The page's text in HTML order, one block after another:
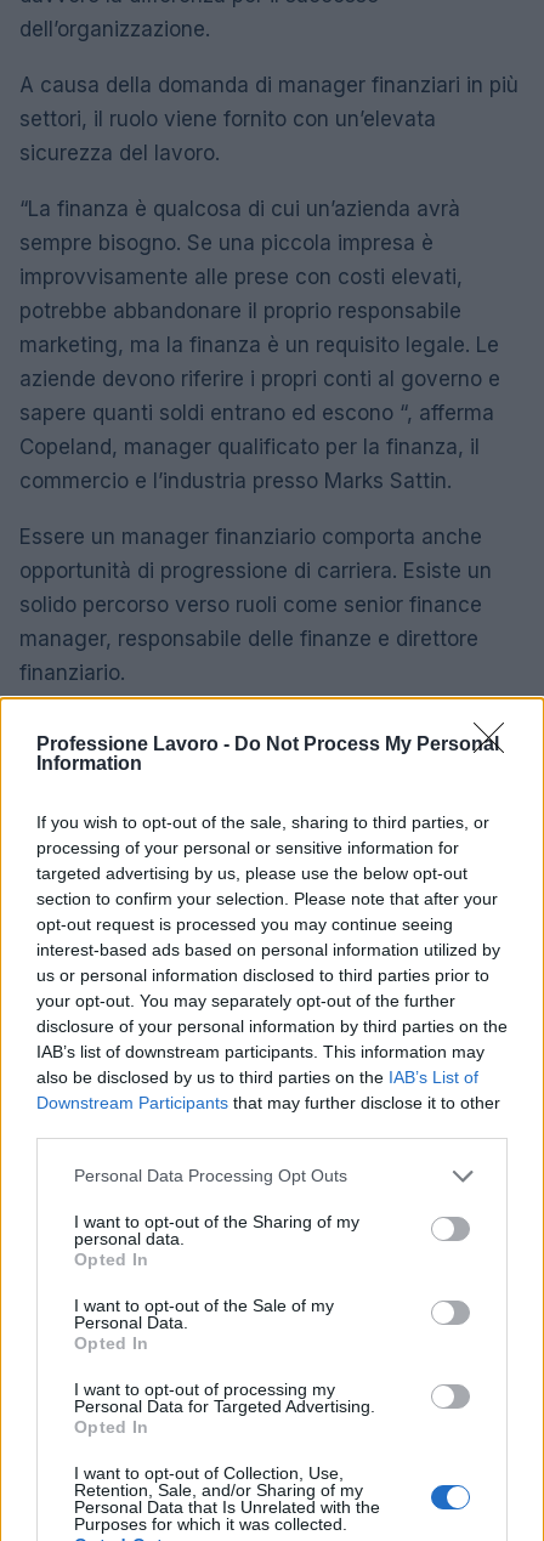
Professione Lavoro - Do Not Process My Personal
Information
If you wish to opt-out of the sale, sharing to third parties, or
processing of your personal or sensitive information for
targeted advertising by us, please use the below opt-out
section to confirm your selection. Please note that after your
opt-out request is processed you may continue seeing
interest-based ads based on personal information utilized by
us or personal information disclosed to third parties prior to
your opt-out. You may separately opt-out of the further
disclosure of your personal information by third parties on the
IAB’s list of downstream participants. This information may
also be disclosed by us to third parties on the IAB’s List of
Downstream Participants that may further disclose it to other
Please note that this website/app uses one or more Google
not limited to your visit or usage behaviour. You may click to
grant or deny consent to Google and its third-party tags to
use your data for below specified purposes in below Google
consent section.
Personal Data Processing Opt Outs
I want to opt-out of the Sharing of my
personal data.
Opted In
I want to opt-out of the Sale of my
Personal Data.
Opted In
I want to opt-out of processing my
Personal Data for Targeted Advertising.
Opted In
I want to opt-out of Collection, Use,
Retention, Sale, and/or Sharing of my
Personal Data that Is Unrelated with the
Purposes for which it was collected.
dell’organizzazione.
A causa della domanda di manager finanziari in più
settori, il ruolo viene fornito con un’elevata
sicurezza del lavoro.
“La finanza è qualcosa di cui un’azienda avrà
sempre bisogno. Se una piccola impresa è
improvvisamente alle prese con costi elevati,
potrebbe abbandonare il proprio responsabile
marketing, ma la finanza è un requisito legale. Le
aziende devono riferire i propri conti al governo e
sapere quanti soldi entrano ed escono “, afferma
Copeland, manager qualificato per la finanza, il
commercio e l’industria presso Marks Sattin.
Essere un manager finanziario comporta anche
opportunità di progressione di carriera. Esiste un
solido percorso verso ruoli come senior finance
manager, responsabile delle finanze e direttore
finanziario.
“In termini di potenziale di carriera e sviluppo, le
possibilità sono pressoché infinite, poiché ogni
richiede trasparenza finanziaria”, afferma Adam
Thorpe, direttore operativo di Randstad Financial
Services .
“Più grande è l’azienda, più è probabile che avrà
ruoli di vari livelli in cui progredire. Il direttore
finanziario o anche l’amministratore delegato sono
ruoli non fuori dalla portata di un manager
finanziario ambizioso ”. Molte organizzazioni
analisi, IT, gestione delle persone e leadership.
“A seconda della società e del ruolo, le opportunità
altre funzioni all’interno dell’azienda per ottenere
una prospettiva più ampia in tutta l’azienda. Allo
stesso tempo, i manager finanziari dovrebbero
studiare per le loro qualifiche professionali,
Accountants in England and Wales), ICAS (Institute
of Chartered Accountants of Scotland), ACCA